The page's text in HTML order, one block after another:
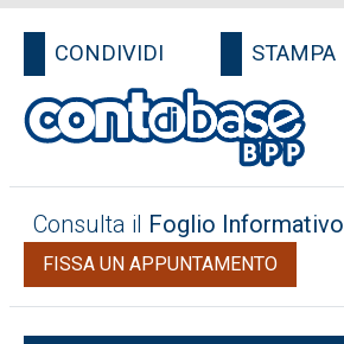
CONDIVIDI STAMPA
Consulta il Foglio Informativo
FISSA UN APPUNTAMENTO